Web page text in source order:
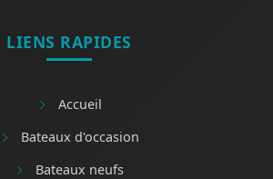
LIENS RAPIDES
Accueil
Bateaux d'occasion
Bateaux neufs